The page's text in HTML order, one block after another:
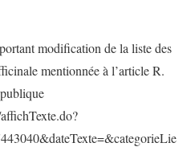
modification de la liste des
mentionnée à l’article R.